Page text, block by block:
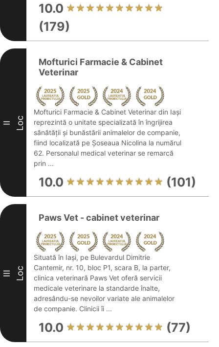
10.0
(179)
II Loc
Mofturici Farmacie & Cabinet
Veterinar
Mofturici Farmacie & Cabinet Veterinar din Iași
reprezintă o unitate specializată în îngrijirea
sănătății și bunăstării animalelor de companie,
fiind localizată pe Șoseaua Nicolina la numărul
62. Personalul medical veterinar se remarcă
prin ...
10.0 (101)
III Loc
Paws Vet - cabinet veterinar
Situată în Iași, pe Bulevardul Dimitrie
Cantemir, nr. 10, bloc P1, scara B, la parter,
clinica veterinară Paws Vet oferă servicii
medicale veterinare la standarde înalte,
adresându-se nevoilor variate ale animalelor
de companie. Clinicii îi ...
10.0 (77)